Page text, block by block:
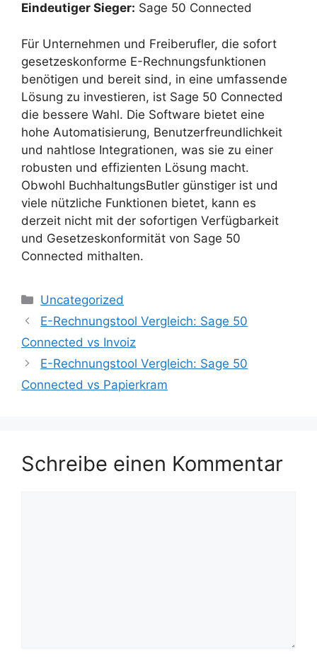
Eindeutiger Sieger: Sage 50 Connected
Für Unternehmen und Freiberufler, die sofort
gesetzeskonforme E-Rechnungsfunktionen
benötigen und bereit sind, in eine umfassende
Lösung zu investieren, ist Sage 50 Connected
die bessere Wahl. Die Software bietet eine
hohe Automatisierung, Benutzerfreundlichkeit
und nahtlose Integrationen, was sie zu einer
robusten und effizienten Lösung macht.
Obwohl BuchhaltungsButler günstiger ist und
viele nützliche Funktionen bietet, kann es
derzeit nicht mit der sofortigen Verfügbarkeit
und Gesetzeskonformität von Sage 50
Connected mithalten.
Kategorien
Uncategorized
E-Rechnungstool Vergleich: Sage 50
Connected vs Invoiz
E-Rechnungstool Vergleich: Sage 50
Connected vs Papierkram
Schreibe einen Kommentar